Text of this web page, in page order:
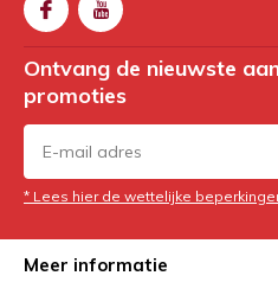
Ontvang de nieuwste
promoties
* Lees hier de wettelijke
Meer informatie